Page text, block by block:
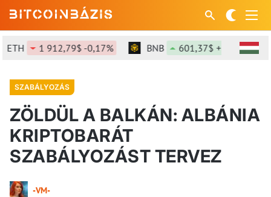
1 912,79$ -0,17% BNB 601,37$ +1,42%
SZABÁLYOZÁS
ZÖLDÜL A BALKÁN: ALBÁNIA
KRIPTOBARÁT
SZABÁLYOZÁST TERVEZ
-VM-